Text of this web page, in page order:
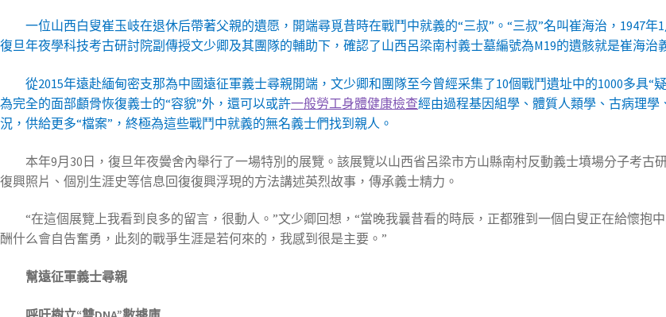
一位山西白叟崔玉岐在退休后帶著父親的遺愿，開端尋覓昔時在戰鬥中就義的“三叔”。“三叔”名叫崔海治，1947
復旦年夜學科技考古研討院副傳授文少卿及其團隊的輔助下，確認了山西呂梁南村義士墓編號為M19的遺骸就是崔海治
從2015年遠赴緬甸密支那為中國遠征軍義士尋親開端，文少卿和團隊至今曾經采集了10個戰鬥遺址中的1000多具
為完全的面部顱骨恢復義士的“容貌”外，還可以或許一般勞工身體健康檢查經由過程基因組學、體質人類學、古病理
況，供給更多“檔案”，終極為這些戰鬥中就義的無名義士們找到親人。
本年9月30日，復旦年夜黌舍內舉行了一場特別的展覽。該展覽以山西省呂梁市方山縣南村反動義士墳場分子考
復興照片、個別生涯史等信息回復復興浮現的方法講述英烈故事，傳承義士精力。
“在這個展覽上我看到良多的留言，很動人。”文少卿回想，“當晚我曩昔看的時辰，正都雅到一個白叟正在給懷抱
酬什么會自告奮勇，此刻的戰爭生涯是若何來的，我感到很是主要。”
幫遠征軍義士尋親